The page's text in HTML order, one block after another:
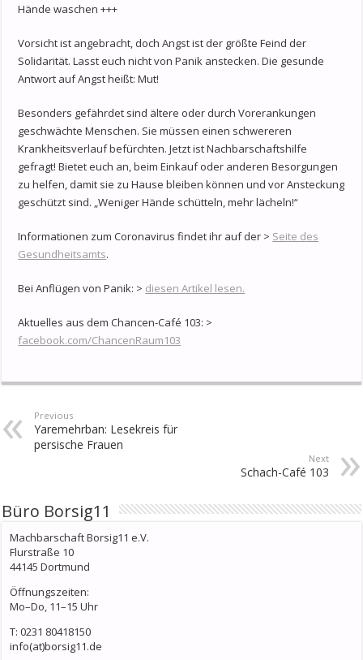
Hände waschen +++
Vorsicht ist angebracht, doch Angst ist der größte Feind der
Solidarität. Lasst euch nicht von Panik anstecken. Die gesunde
Antwort auf Angst heißt: Mut!
Besonders gefährdet sind ältere oder durch Vorerankungen
geschwächte Menschen. Sie müssen einen schwereren
Krankheitsverlauf befürchten. Jetzt ist Nachbarschaftshilfe
gefragt! Bietet euch an, beim Einkauf oder anderen Besorgungen
zu helfen, damit sie zu Hause bleiben können und vor Ansteckung
geschützt sind. „Weniger Hände schütteln, mehr lächeln!“
Informationen zum Coronavirus findet ihr auf der > Seite des
Gesundheitsamts.
Bei Anflügen von Panik: > diesen Artikel lesen.
Aktuelles aus dem Chancen-Café 103: >
facebook.com/ChancenRaum103
Previous
Yaremehrban: Lesekreis für
persische Frauen
Next
Schach-Café 103
Büro Borsig11
Machbarschaft Borsig11 e.V.
Flurstraße 10
44145 Dortmund
Öffnungszeiten:
Mo–Do, 11–15 Uhr
T: 0231 80418150
info(at)borsig11.de